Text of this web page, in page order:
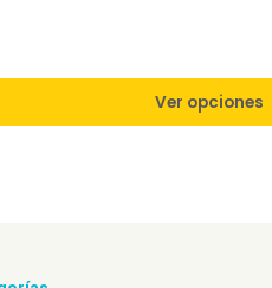
Ver opciones